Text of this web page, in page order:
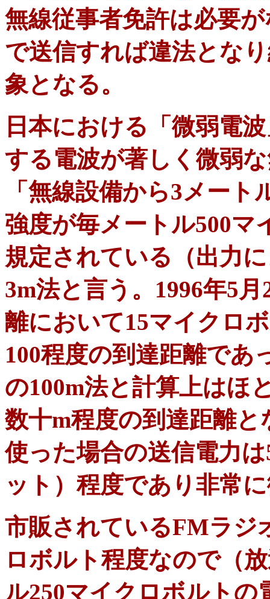
無線従事者免許は必要
で送信すれば違法とな
象となる。
日本における「微弱電
する電波が著しく微弱
「無線設備から3メー
強度が毎メートル500マ
規定されている（出力
3m法と言う。1996年5
離において15マイクロ
100程度の到達距離であ
の100m法と計算上はほ
数十m程度の到達距離
使った場合の送信電力
ット）程度であり非常
市販されているFMラジ
ロボルト程度なので（
ル250マイクロボルト